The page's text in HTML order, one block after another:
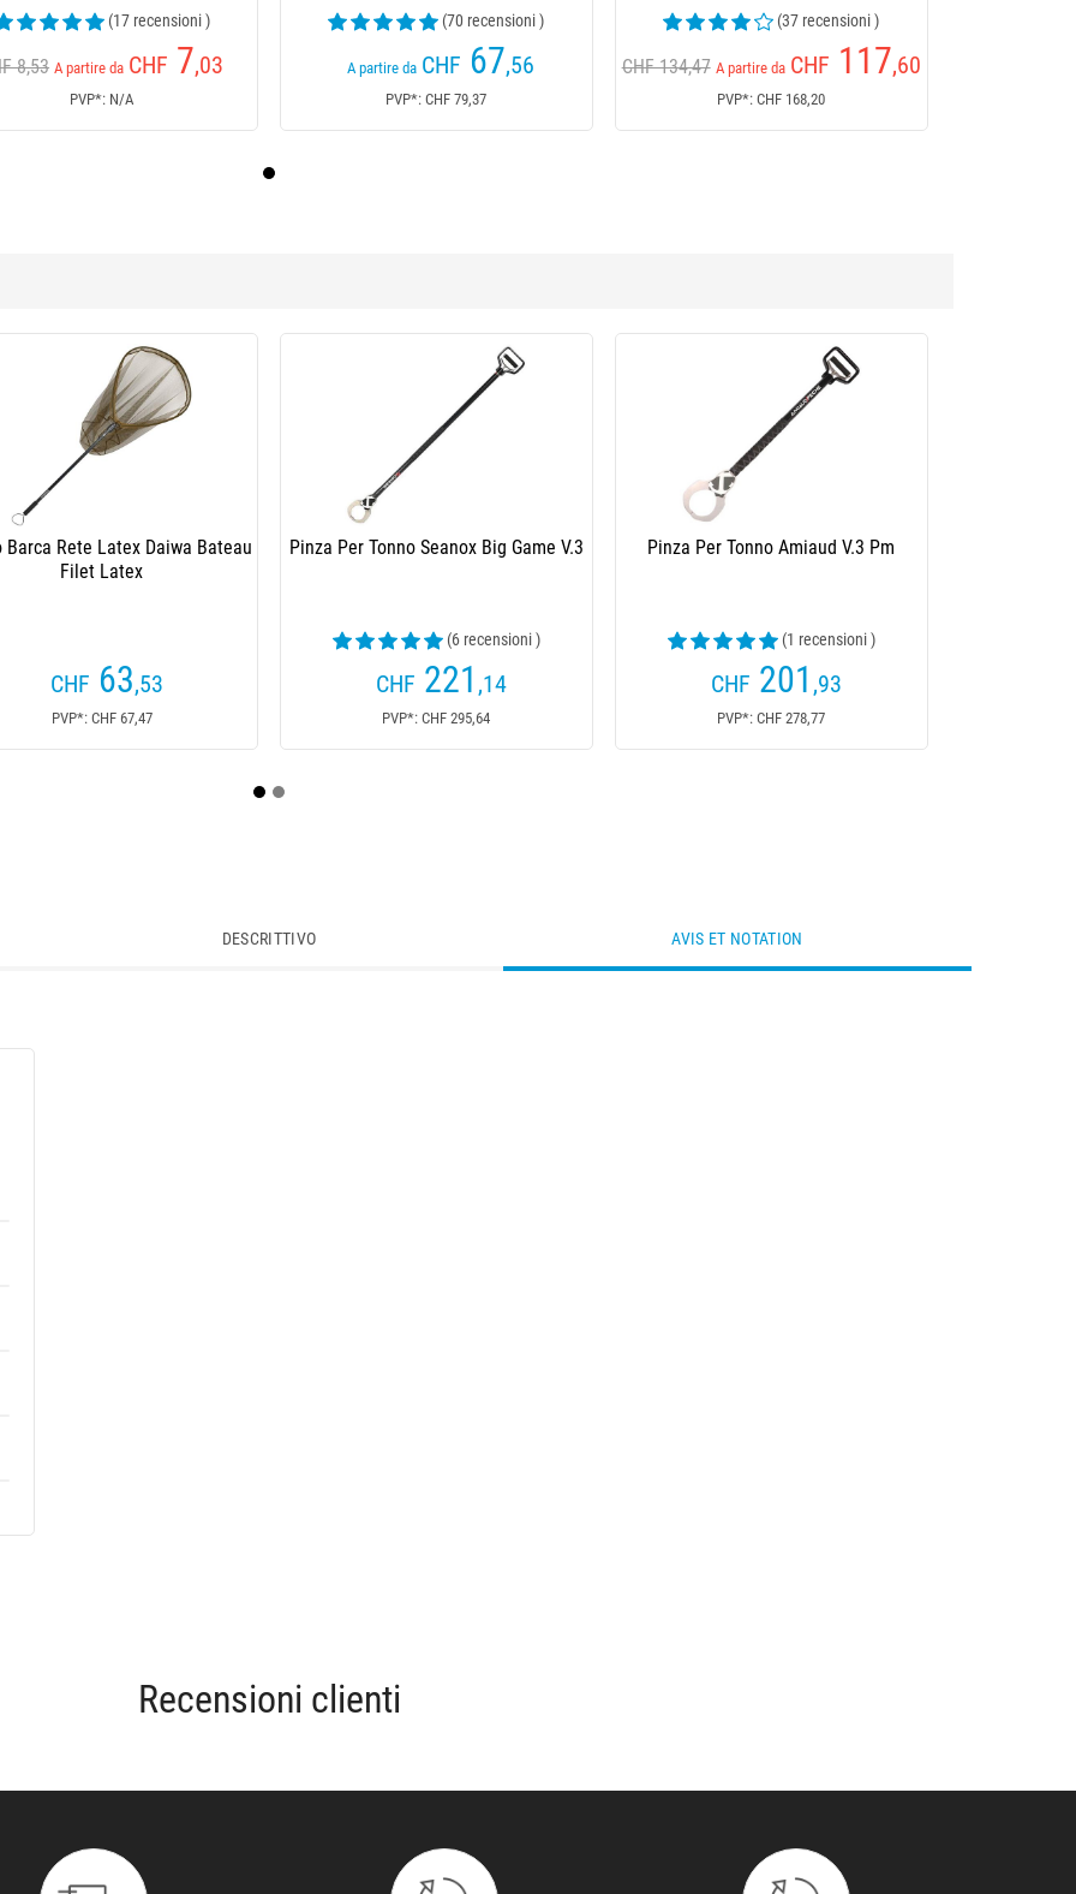
(17 recensioni )
8,53 A partire da CHF 7,03
PVP*: N/A
(70 recensioni )
A partire da CHF 67,56
PVP*: CHF 79,37
(37 recensioni )
CHF 134,47 A partire da CHF 117,60
PVP*: CHF 168,20
Gancio Da Sbarco Explorer Tackle
Cap'tain Hook Carbone
A partire da
PVP*: CHF 84,43
Guadino Pafex Street Fishing /
A partire da CHF
PVP*: CHF 88,46
DESCRITTIVO AVIS ET NOTATION
Recensioni clienti